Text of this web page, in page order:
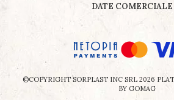
DATE COMERCIALE
©COPYRIGHT SORPLAST INC SRL 2026
BY GOMAG